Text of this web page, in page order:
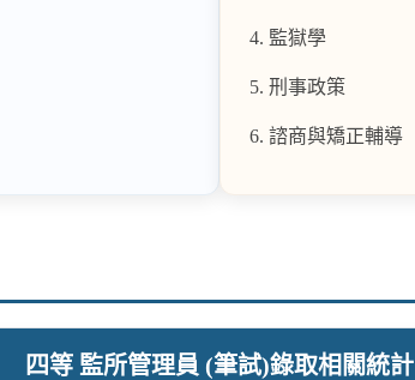
監獄學
刑事政策
諮商與矯正輔導
四等 監所管理員 (筆試)錄取相關統計